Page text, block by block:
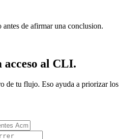
antes de afirmar una conclusion.
al CLI.
tu flujo. Eso ayuda a priorizar